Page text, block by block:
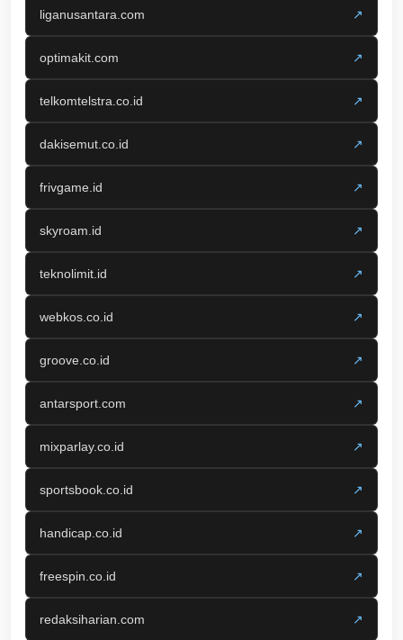
liganusantara.com ↗
optimakit.com ↗
telkomtelstra.co.id ↗
dakisemut.co.id ↗
frivgame.id ↗
skyroam.id ↗
teknolimit.id ↗
webkos.co.id ↗
groove.co.id ↗
antarsport.com ↗
mixparlay.co.id ↗
sportsbook.co.id ↗
handicap.co.id ↗
freespin.co.id ↗
redaksiharian.com ↗